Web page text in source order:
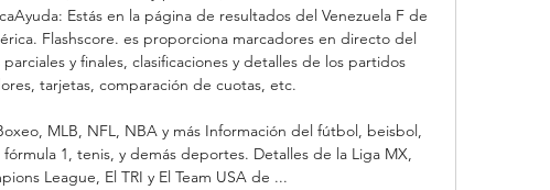
Estás en la página de resultados del Venezuela F de
Flashscore. es proporciona marcadores en directo del
parciales y finales, clasificaciones y detalles de los partidos
tarjetas, comparación de cuotas, etc.
MLB, NFL, NBA y más Información del fútbol, beisbol,
1, tenis, y demás deportes. Detalles de la Liga MX,
League, El TRI y El Team USA de ...